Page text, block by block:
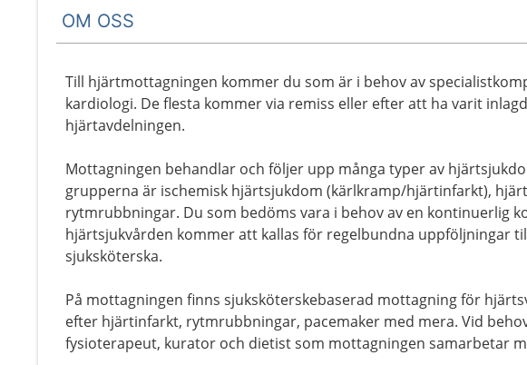
OM OSS
Till hjärtmottagningen kommer du som är i behov av
kardiologi. De flesta kommer via remiss eller efter att ha varit
hjärtavdelningen.
Mottagningen behandlar och följer upp många typer av
grupperna är ischemisk hjärtsjukdom (kärlkramp/hjärtinfarkt),
rytmrubbningar. Du som bedöms vara i behov av en kontinuerlig
hjärtsjukvården kommer att kallas för regelbundna uppföljningar
sjuksköterska.
På mottagningen finns sjuksköterskebaserad mottagning för
efter hjärtinfarkt, rytmrubbningar, pacemaker med mera. Vid
fysioterapeut, kurator och dietist som mottagningen samarbetar